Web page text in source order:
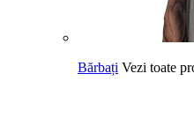
Bărbați Vezi toate